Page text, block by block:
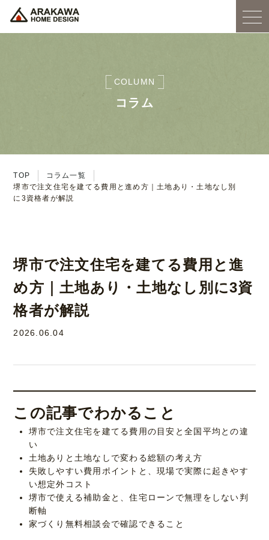
COLUMN
コラム
TOP
コラム一覧
堺市で注文住宅を建てる費用と進め方｜土地あり・土地なし別
に3資格者が解説
堺市で注文住宅を建てる費用と進
め方｜土地あり・土地なし別に3資
格者が解説
2026.06.04
この記事でわかること
堺市で注文住宅を建てる費用の目安と全国平均との違
い
土地ありと土地なしで変わる総額の考え方
失敗しやすい費用ポイントと、現場で実際に起きやす
い想定外コスト
堺市で使える補助金と、住宅ローンで無理をしない判
断軸
家づくり無料相談会で確認できること